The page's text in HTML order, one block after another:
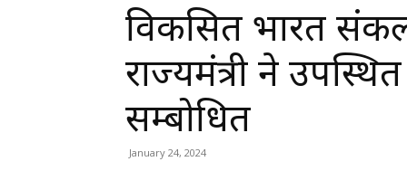
विकसित भारत
राज्यमंत्री ने
सम्बोधित
January 24, 2024